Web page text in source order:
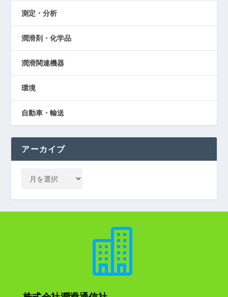
測定・分析
潤滑剤・化学品
潤滑関連機器
環境
自動車・輸送
アーカイブ
